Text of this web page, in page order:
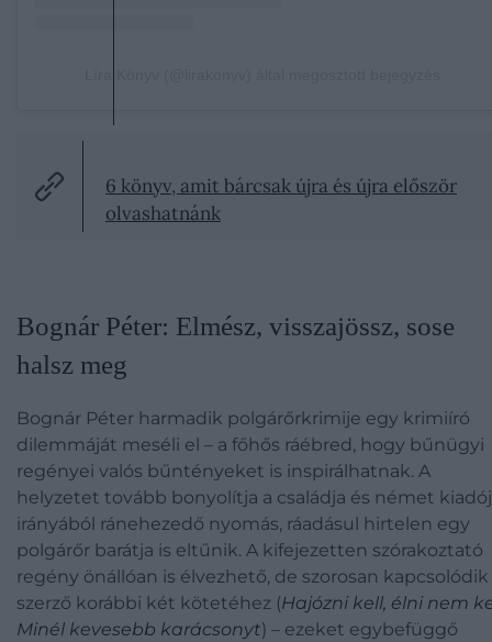
6 könyv, amit bárcsak újra és újra először
olvashatnánk
Bognár Péter: Elmész, visszajössz, sose
halsz meg
Bognár Péter harmadik polgárőrkrimije egy krimiíró
dilemmáját meséli el – a főhős ráébred, hogy bűnügyi
regényei valós bűntényeket is inspirálhatnak. A
helyzetet tovább bonyolítja a családja és német
irányából ránehezedő nyomás, ráadásul hirtelen egy
polgárőr barátja is eltűnik. A kifejezetten szórakoztató
regény önállóan is élvezhető, de szorosan kapcsolódik
szerző korábbi két kötetéhez (Hajózni kell, élni nem
Minél kevesebb karácsonyt) – ezeket egybefüggő